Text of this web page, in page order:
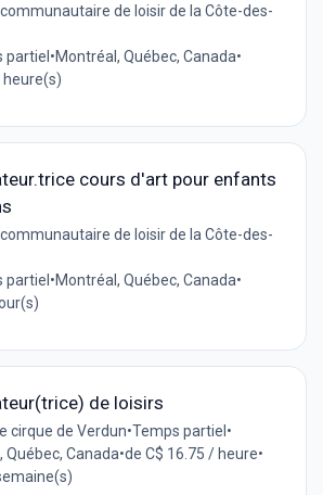
de loisir de la Côte-des-
partiel •Montréal, Québec, Canada•
heure(s)
cours d'art pour enfants
de loisir de la Côte-des-
partiel •Montréal, Québec, Canada•
de loisirs
cirque de Verdun•Temps partiel •
Québec, Canada•de C$ 16.75 / heure•